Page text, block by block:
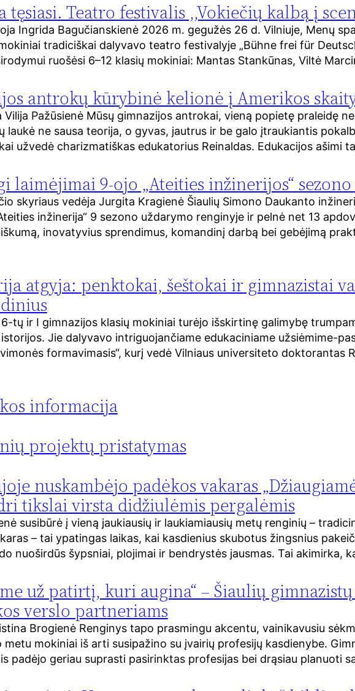
tęsiasi. Teatro festivalis ,,Vokiečių kalbą į
Ingrida Bagučianskienė 2026 m. gegužės 26 d. Vilniuje, Menų
tradiciškai dalyvavo teatro festivalyje „Bühne frei für
ruošėsi 6–12 klasių mokiniai: Mantas Stankūnas, Viltė
antrokų kūrybinė kelionė į Amerikos
Pažūsienė Mūsų gimnazijos antrokai, vieną popietę praleidę
laukė ne sausa teorija, o gyvas, jautrus ir be galo įtraukiantis
užvedė charizmatiškas edukatorius Reinaldas. Edukacijos ašimi
laimėjimai 9-ojo „Ateities inžinerijos“
skyriaus vedėja Jurgita Kragienė Šiaulių Simono Daukanto
inžinerija“ 9 sezono uždarymo renginyje ir pelnė net 13
inovatyvius sprendimus, komandinį darbą bei gebėjimą
atgyja: penktokai, šeštokai ir gimnazistai
tų ir I gimnazijos klasių mokiniai turėjo išskirtinę galimybę
Jie dalyvavo intriguojančiame edukaciniame užsiėmime-
formavimasis“, kurį vedė Vilniaus universiteto doktorantas
informacija
projektų pristatymas
nuskambėjo padėkos vakaras
tikslai virsta didžiulėmis pergalėmis
susibūrė į vieną jaukiausių ir laukiamiausių metų renginių –
– tai ypatingas laikas, kai kasdienius skubotus žingsnius
nuoširdūs šypsniai, plojimai ir bendrystės jausmas. Tai akimirka,
už patirtį, kuri augina“ – Šiaulių
verslo partneriams
Brogienė Renginys tapo prasmingu akcentu, vainikavusiu
metu mokiniai iš arti susipažino su įvairių profesijų kasdienybe.
padėjo geriau suprasti pasirinktas profesijas bei drąsiau planuoti